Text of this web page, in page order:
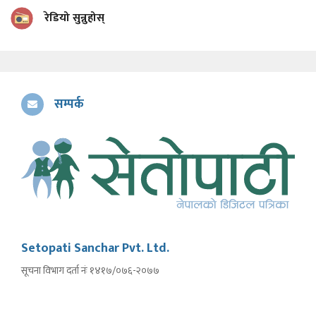
रेडियो सुन्नुहोस्
सम्पर्क
Setopati Sanchar Pvt. Ltd.
सूचना विभाग दर्ता नंः १४१७/०७६-२०७७